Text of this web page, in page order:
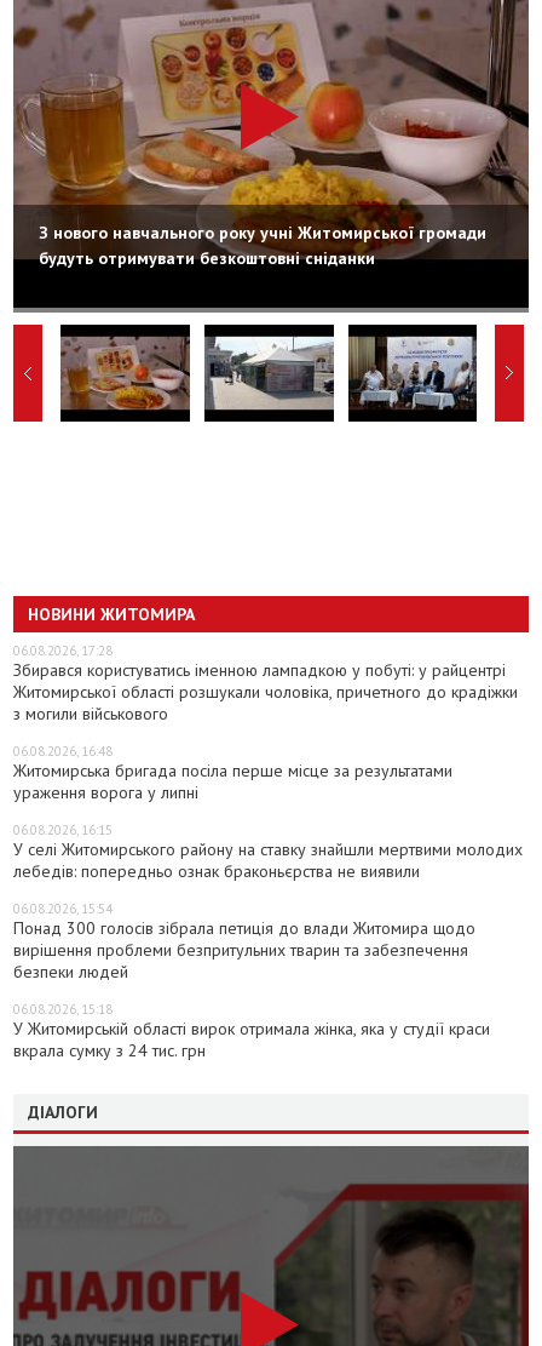
З нового навчального року учні Житомирської громади
будуть отримувати безкоштовні сніданки
НОВИНИ ЖИТОМИРА
06.08.2026, 17:28
Збирався користуватись іменною лампадкою у побуті: у райцентрі
Житомирської області розшукали чоловіка, причетного до крадіжки
з могили військового
06.08.2026, 16:48
Житомирська бригада посіла перше місце за результатами
ураження ворога у липні
06.08.2026, 16:15
У селі Житомирського району на ставку знайшли мертвими молодих
лебедів: попередньо ознак браконьєрства не виявили
06.08.2026, 15:54
Понад 300 голосів зібрала петиція до влади Житомира щодо
вирішення проблеми безпритульних тварин та забезпечення
безпеки людей
06.08.2026, 15:18
У Житомирській області вирок отримала жінка, яка у студії краси
вкрала сумку з 24 тис. грн
ДІАЛОГИ